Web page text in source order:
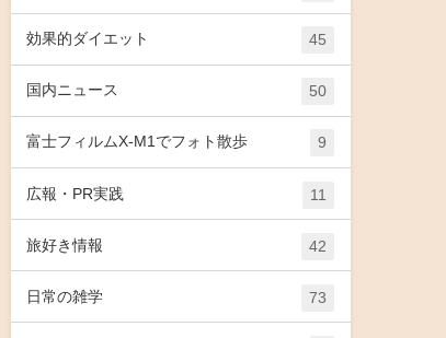
効果的ダイエット 45
国内ニュース 50
富士フィルムX-M1でフォト散歩 9
広報・PR実践 11
旅好き情報 42
日常の雑学 73